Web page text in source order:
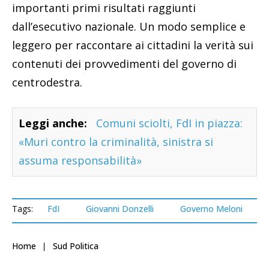
importanti primi risultati raggiunti
dall’esecutivo nazionale. Un modo semplice e
leggero per raccontare ai cittadini la verità sui
contenuti dei provvedimenti del governo di
centrodestra.
Leggi anche:
Comuni sciolti, FdI in piazza:
«Muri contro la criminalità, sinistra si
assuma responsabilità»
Tags: FdI Giovanni Donzelli Governo Meloni
Home Sud Politica